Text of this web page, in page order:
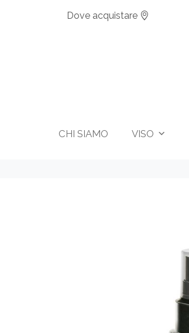
Dove acquistare
CHI SIAMO VISO